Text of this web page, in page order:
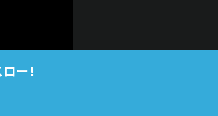
ー！